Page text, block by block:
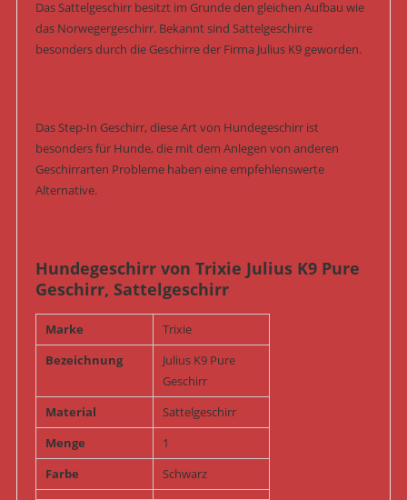
Das Sattelgeschirr besitzt im Grunde den gleichen Aufbau wie
das Norwegergeschirr. Bekannt sind Sattelgeschirre
besonders durch die Geschirre der Firma Julius K9 geworden.
Das Step-In Geschirr, diese Art von Hundegeschirr ist
besonders für Hunde, die mit dem Anlegen von anderen
Geschirrarten Probleme haben eine empfehlenswerte
Alternative.
Hundegeschirr von Trixie Julius K9 Pure
Geschirr, Sattelgeschirr
Marke
Trixie
Bezeichnung
Julius K9 Pure
Geschirr
Material
Sattelgeschirr
Menge
1
Farbe
Schwarz